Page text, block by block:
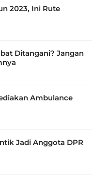
2023, Ini Rute
Ditangani? Jangan
Ambulance
Jadi Anggota DPR